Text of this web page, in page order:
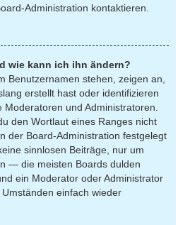
Administration kontaktieren.
wie kann ich ihn ändern?
Benutzernamen stehen, zeigen an,
erstellt hast oder identifizieren
und Administratoren.
den Wortlaut eines Ranges nicht
der Board-Administration festgelegt
sinnlosen Beiträge, nur um
— die meisten Boards dulden
ein Moderator oder Administrator
einfach wieder